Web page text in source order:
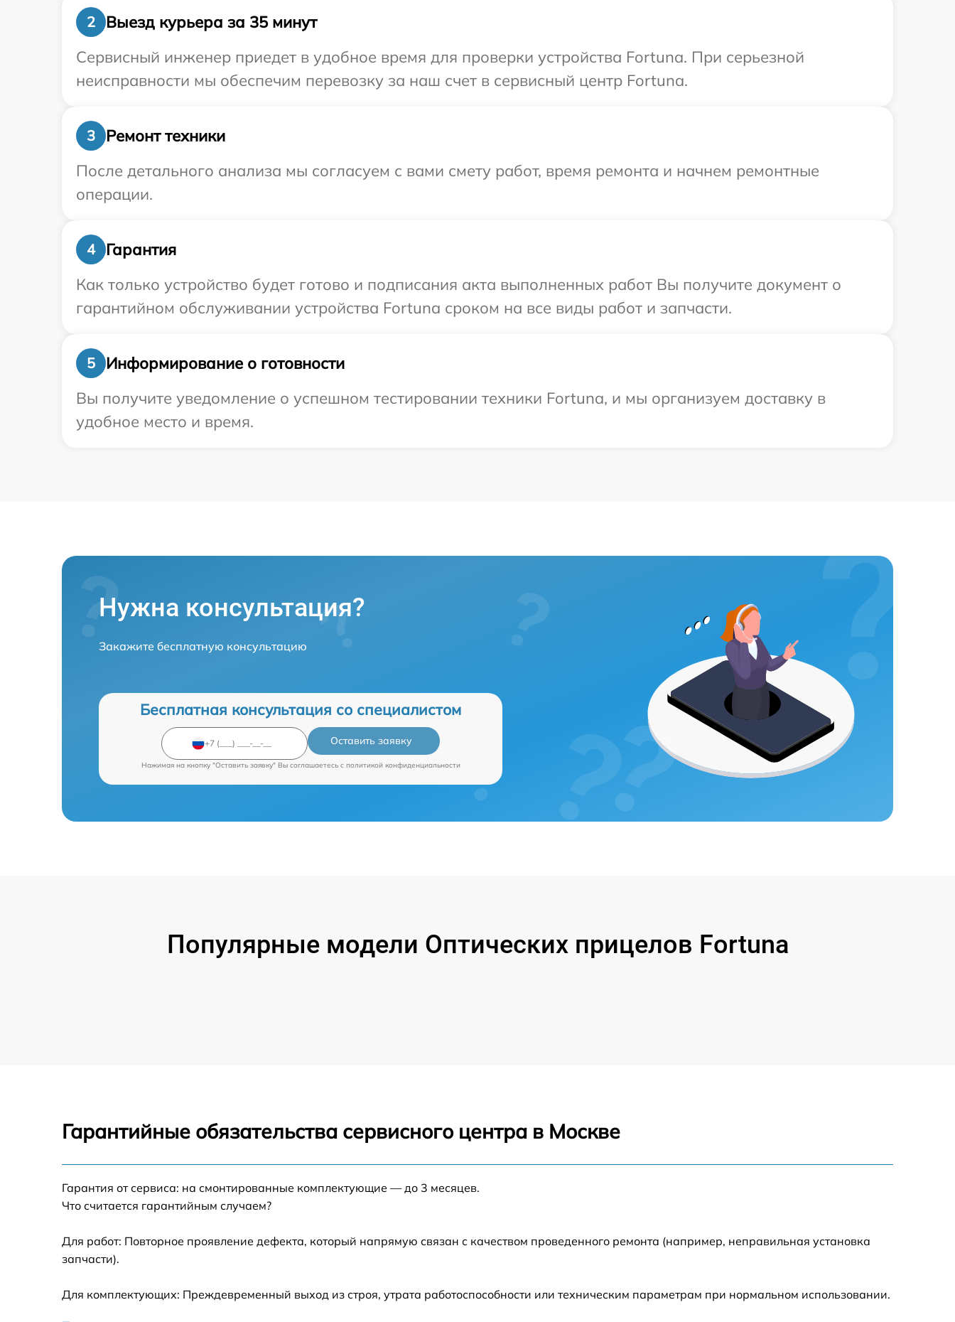
2
Выезд курьера за 35 минут
Сервисный инженер приедет в удобное время для проверки устройства Fortuna. При серьезной
неисправности мы обеспечим перевозку за наш счет в сервисный центр Fortuna.
3
Ремонт техники
После детального анализа мы согласуем с вами смету работ, время ремонта и начнем ремонтные
операции.
4
Гарантия
Как только устройство будет готово и подписания акта выполненных работ Вы получите документ о
гарантийном обслуживании устройства Fortuna сроком на все виды работ и запчасти.
5
Информирование о готовности
Вы получите уведомление о успешном тестировании техники Fortuna, и мы организуем доставку в
удобное место и время.
Нужна консультация?
Закажите бесплатную консультацию
Бесплатная консультация со специалистом
Оставить заявку
Нажимая на кнопку "Оставить заявку" Вы соглашаетесь c политикой конфиденциальности
Популярные модели Оптических прицелов Fortuna
Гарантийные обязательства сервисного центра в Москве
Гарантия от сервиса: на смонтированные комплектующие — до 3 месяцев.
Что считается гарантийным случаем?
Для работ: Повторное проявление дефекта, который напрямую связан с качеством проведенного ремонта (например, неправильная установка
запчасти).
Для комплектующих: Преждевременный выход из строя, утрата работоспособности или техническим параметрам при нормальном использовании.